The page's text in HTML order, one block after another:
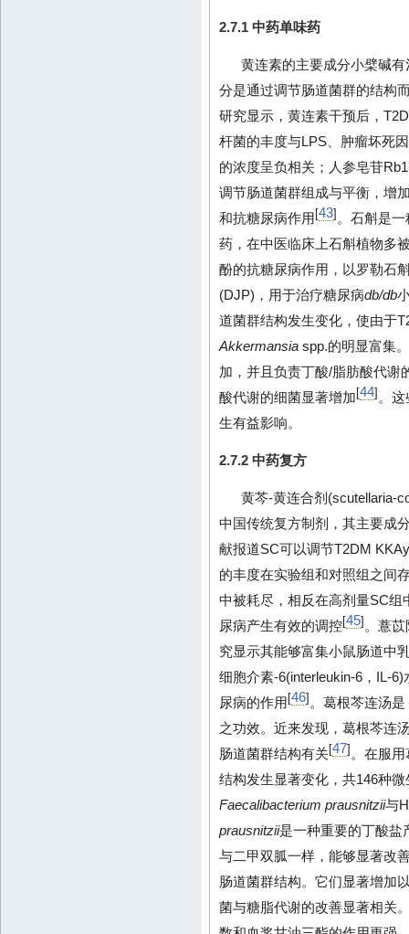
2.7.1 中药单味药
黄连素的主要成分小檗碱
分是通过调节肠道菌群的结构
研究显示，黄连素干预后，
杆菌的丰度与LPS、肿瘤坏死
的浓度呈负相关；人参皂苷
调节肠道菌群组成与平衡，增
和抗糖尿病作用 [43] 。石斛是
药，在中医临床上石斛植物多
酚的抗糖尿病作用，以罗勒石
(DJP)，用于治疗糖尿病db/db
道菌群结构发生变化，使由于
Akkermansia spp.的明显富集
加，并且负责丁酸/脂肪酸代谢
酸代谢的细菌显著增加 [44] 。
生有益影响。
2.7.2 中药复方
黄芩-黄连合剂(scutellaria-
中国传统复方制剂，其主要成
献报道SC可以调节T2DM
的丰度在实验组和对照组之间
中被耗尽，相反在高剂量SC
尿病产生有效的调控[45] 。薏
究显示其能够富集小鼠肠道中
细胞介素-6(interleukin-6，IL-
尿病的作用 [46] 。葛根芩连汤
之功效。近来发现，葛根芩连
肠道菌群结构有关 [47] 。在服
结构发生显著变化，共146种
Faecalibacterium prausnitzii与
prausnitzii是一种重要的丁酸盐
与二甲双胍一样，能够显著改
肠道菌群结构。它们显著增加
菌与糖脂代谢的改善显著相关